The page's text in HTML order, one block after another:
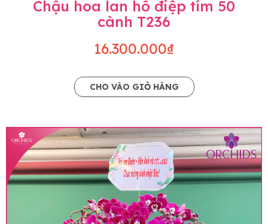
Chậu hoa lan hồ điệp tím 50
cành T236
16.300.000₫
CHO VÀO GIỎ HÀNG